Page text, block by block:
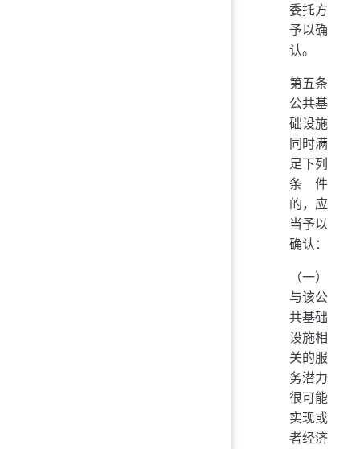
委托方
予以确
认。
第五条
公共基
础设施
同时满
足下列
条件
的，应
当予以
确认：
（一）
与该公
共基础
设施相
关的服
务潜力
很可能
实现或
者经济